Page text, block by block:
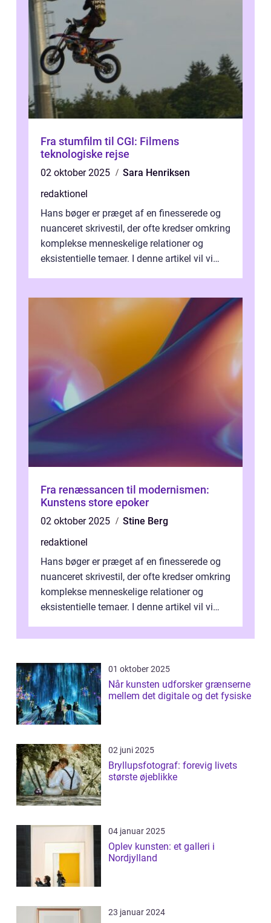
Fra stumfilm til CGI: Filmens
teknologiske rejse
02 oktober 2025
Sara Henriksen
redaktionel
Hans bøger er præget af en finesserede og
nuanceret skrivestil, der ofte kredser omkring
komplekse menneskelige relationer og
eksistentielle temaer. I denne artikel vil vi
Fra renæssancen til modernismen:
Kunstens store epoker
02 oktober 2025
Stine Berg
redaktionel
Hans bøger er præget af en finesserede og
nuanceret skrivestil, der ofte kredser omkring
komplekse menneskelige relationer og
eksistentielle temaer. I denne artikel vil vi
01 oktober 2025
Når kunsten udforsker grænserne
mellem det digitale og det fysiske
02 juni 2025
Bryllupsfotograf: forevig livets
største øjeblikke
04 januar 2025
Oplev kunsten: et galleri i
Nordjylland
23 januar 2024